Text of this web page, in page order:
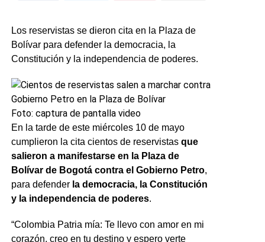
Los reservistas se dieron cita en la Plaza de
Bolívar para defender la democracia, la
Constitución y la independencia de poderes.
Foto: captura de pantalla video
En la tarde de este miércoles 10 de mayo
cumplieron la cita cientos de reservistas que
salieron a manifestarse en la Plaza de
Bolívar de Bogotá contra el Gobierno Petro,
para defenderla democracia, la Constitución
y la independencia de poderes.
“Colombia Patria mía: Te llevo con amor en mi
corazón, creo en tu destino y espero verte